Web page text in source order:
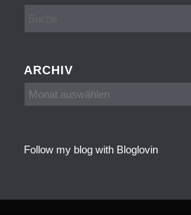
ARCHIV
Follow my blog with Bloglovin